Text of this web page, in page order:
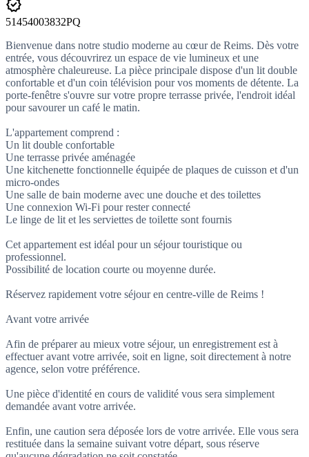
verified
51454003832PQ
Bienvenue dans notre studio moderne au cœur de Reims. Dès votre
entrée, vous découvrirez un espace de vie lumineux et une
atmosphère chaleureuse. La pièce principale dispose d'un lit double
confortable et d'un coin télévision pour vos moments de détente. La
porte-fenêtre s'ouvre sur votre propre terrasse privée, l'endroit idéal
pour savourer un café le matin.
L'appartement comprend :
Un lit double confortable
Une terrasse privée aménagée
Une kitchenette fonctionnelle équipée de plaques de cuisson et d'un
micro-ondes
Une salle de bain moderne avec une douche et des toilettes
Une connexion Wi-Fi pour rester connecté
Le linge de lit et les serviettes de toilette sont fournis
Cet appartement est idéal pour un séjour touristique ou
professionnel.
Possibilité de location courte ou moyenne durée.
Réservez rapidement votre séjour en centre-ville de Reims !
Avant votre arrivée
Afin de préparer au mieux votre séjour, un enregistrement est à
effectuer avant votre arrivée, soit en ligne, soit directement à notre
agence, selon votre préférence.
Une pièce d'identité en cours de validité vous sera simplement
demandée avant votre arrivée.
Enfin, une caution sera déposée lors de votre arrivée. Elle vous sera
restituée dans la semaine suivant votre départ, sous réserve